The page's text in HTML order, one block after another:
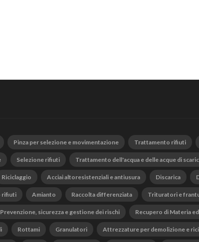
Pinza per selezione e movimentazione Trattamento rifiuti
Selezione rifiuti Trattamento dell'acqua e delle acque di
Riciclaggio Acciai altoresistenziali e antiusura Discarica
rifiuti Amianto Raccolta differenziata Trituratori e
Prevenzione, sicurezza e gestione dei rischi Recupero di Materia
Rottami Granulatori Attrezzature per demolizione e